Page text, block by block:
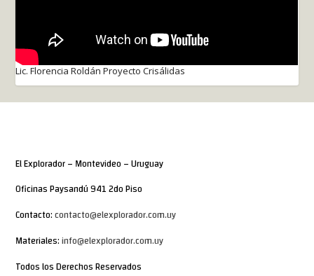
Lic. Florencia Roldán Proyecto Crisálidas
El Explorador – Montevideo – Uruguay
Oficinas Paysandú 941 2do Piso
Contacto:contacto@elexplorador.com.uy
Materiales:info@elexplorador.com.uy
Todos los Derechos Reservados